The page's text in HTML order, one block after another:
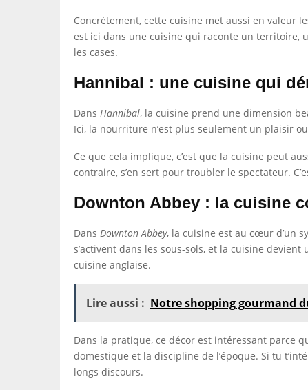
Concrètement, cette cuisine met aussi en valeur
est ici dans une cuisine qui raconte un territoire,
les cases.
Hannibal : une cuisine qui
Dans Hannibal, la cuisine prend une dimension
Ici, la nourriture n’est plus seulement un plaisir
Ce que cela implique, c’est que la cuisine peut
contraire, s’en sert pour troubler le spectateur.
Downton Abbey : la cuisine
Dans Downton Abbey, la cuisine est au cœur d’un
s’activent dans les sous-sols, et la cuisine
cuisine anglaise.
Lire aussi : Notre shopping gourmand
Dans la pratique, ce décor est intéressant parce
domestique et la discipline de l’époque. Si tu
longs discours.